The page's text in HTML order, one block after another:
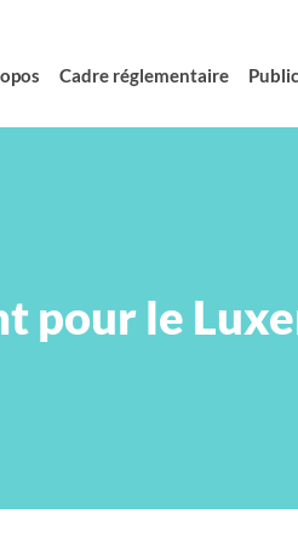
Cadre réglementaire
pour le